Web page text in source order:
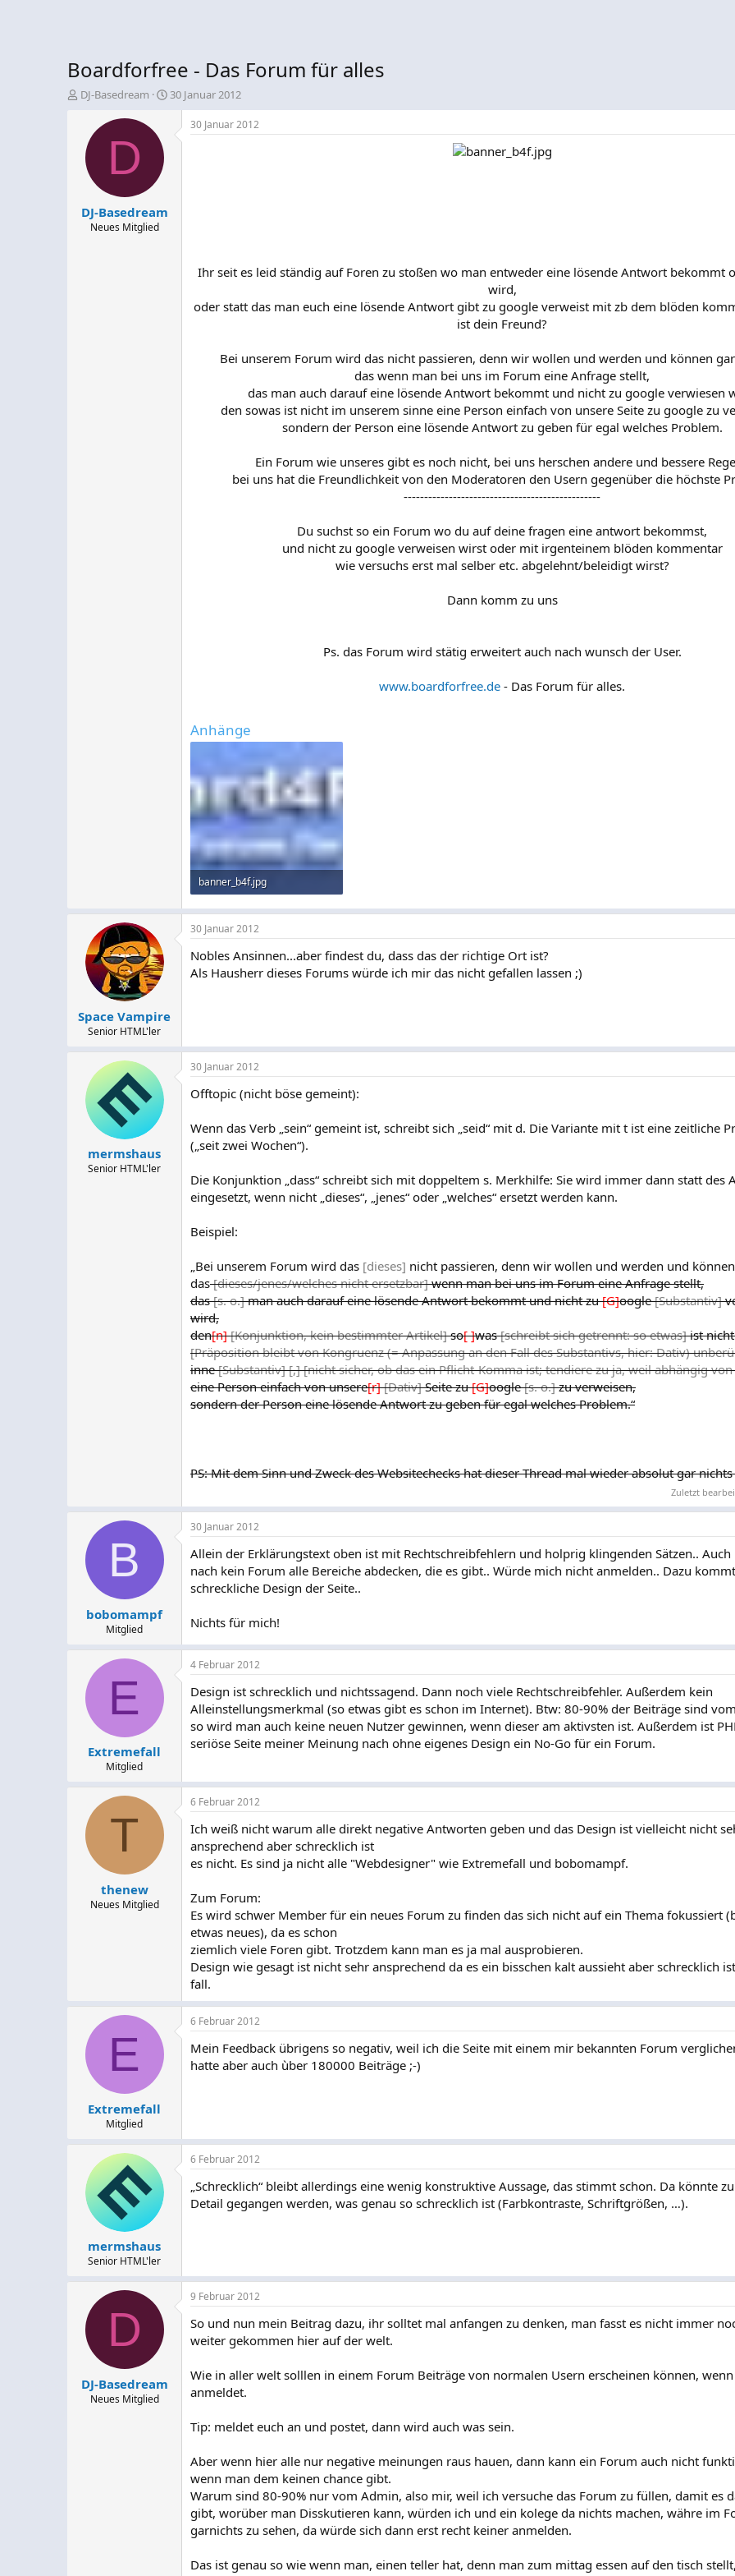
Boardforfree - Das Forum für alles
E
r
DJ-Basedream
E
30 Januar 2012
D
DJ-Basedream
Neues Mitglied
30 Januar 2012
Ihr seit es leid ständig auf Foren zu stoßen wo man entweder eine lösende Antwort bekommt
wird,
oder statt das man euch eine lösende Antwort gibt zu google verweist mit zb dem blöden
ist dein Freund?
Bei unserem Forum wird das nicht passieren, denn wir wollen und werden und können
das wenn man bei uns im Forum eine Anfrage stellt,
das man auch darauf eine lösende Antwort bekommt und nicht zu google verwiesen
den sowas ist nicht im unserem sinne eine Person einfach von unsere Seite zu google zu
sondern der Person eine lösende Antwort zu geben für egal welches Problem.
Ein Forum wie unseres gibt es noch nicht, bei uns herschen andere und bessere
bei uns hat die Freundlichkeit von den Moderatoren den Usern gegenüber die höchste
------------------------------------------------
Du suchst so ein Forum wo du auf deine fragen eine antwort bekommst,
und nicht zu google verweisen wirst oder mit irgenteinem blöden kommentar
wie versuchs erst mal selber etc. abgelehnt/beleidigt wirst?
Dann komm zu uns
Ps. das Forum wird stätig erweitert auch nach wunsch der User.
www.boardforfree.de - Das Forum für alles.
Anhänge
banner_b4f.jpg
45,3 KB · Aufrufe: 2
Space Vampire
Senior HTML'ler
30 Januar 2012
Nobles Ansinnen...aber findest du, dass das der richtige Ort ist?
Als Hausherr dieses Forums würde ich mir das nicht gefallen lassen ;)
mermshaus
Senior HTML'ler
30 Januar 2012
Offtopic (nicht böse gemeint):
Wenn das Verb „sein“ gemeint ist, schreibt sich „seid“ mit d. Die Variante mit t ist eine zeitliche
(„seit zwei Wochen“).
Die Konjunktion „dass“ schreibt sich mit doppeltem s. Merkhilfe: Sie wird immer dann statt des
eingesetzt, wenn nicht „dieses“, „jenes“ oder „welches“ ersetzt werden kann.
Beispiel:
„Bei unserem Forum wird das [dieses] nicht passieren, denn wir wollen und werden und
das [dieses/jenes/welches nicht ersetzbar]wenn man bei uns im Forum eine Anfrage stellt,
das [s. o.]man auch darauf eine lösende Antwort bekommt und nicht zu[G]oogle[Substantiv]
wird,
den[n] [Konjunktion, kein bestimmter Artikel]so[ ]was[schreibt sich getrennt: so etwas]ist
[Präposition bleibt von Kongruenz (= Anpassung an den Fall des Substantivs, hier: Dativ)
inne[Substantiv] [,] [nicht sicher, ob das ein Pflicht-Komma ist; tendiere zu ja, weil abhängig von
eine Person einfach von unsere[r] [Dativ]Seite zu[G]oogle[s. o.]zu verweisen,
sondern der Person eine lösende Antwort zu geben für egal welches Problem.“
PS: Mit dem Sinn und Zweck des Websitechecks hat dieser Thread mal wieder absolut gar
Zuletzt
B
bobomampf
Mitglied
30 Januar 2012
Allein der Erklärungstext oben ist mit Rechtschreibfehlern und holprig klingenden Sätzen.. Auch
nach kein Forum alle Bereiche abdecken, die es gibt.. Würde mich nicht anmelden.. Dazu
schreckliche Design der Seite..
Nichts für mich!
E
Extremefall
Mitglied
4 Februar 2012
Design ist schrecklich und nichtssagend. Dann noch viele Rechtschreibfehler. Außerdem kein
Alleinstellungsmerkmal (so etwas gibt es schon im Internet). Btw: 80-90% der Beiträge sind
so wird man auch keine neuen Nutzer gewinnen, wenn dieser am aktivsten ist. Außerdem ist
seriöse Seite meiner Meinung nach ohne eigenes Design ein No-Go für ein Forum.
T
thenew
Neues Mitglied
6 Februar 2012
Ich weiß nicht warum alle direkt negative Antworten geben und das Design ist vielleicht nicht
ansprechend aber schrecklich ist
es nicht. Es sind ja nicht alle "Webdesigner" wie Extremefall und bobomampf.
Zum Forum:
Es wird schwer Member für ein neues Forum zu finden das sich nicht auf ein Thema fokussiert
etwas neues), da es schon
ziemlich viele Foren gibt. Trotzdem kann man es ja mal ausprobieren.
Design wie gesagt ist nicht sehr ansprechend da es ein bisschen kalt aussieht aber schrecklich
fall.
E
Extremefall
Mitglied
6 Februar 2012
Mein Feedback übrigens so negativ, weil ich die Seite mit einem mir bekannten Forum
hatte aber auch ùber 180000 Beiträge ;-)
mermshaus
Senior HTML'ler
6 Februar 2012
„Schrecklich“ bleibt allerdings eine wenig konstruktive Aussage, das stimmt schon. Da könnte
Detail gegangen werden, was genau so schrecklich ist (Farbkontraste, Schriftgrößen, …).
D
DJ-Basedream
Neues Mitglied
9 Februar 2012
So und nun mein Beitrag dazu, ihr solltet mal anfangen zu denken, man fasst es nicht immer
weiter gekommen hier auf der welt.
Wie in aller welt solllen in einem Forum Beiträge von normalen Usern erscheinen können,
anmeldet.
Tip: meldet euch an und postet, dann wird auch was sein.
Aber wenn hier alle nur negative meinungen raus hauen, dann kann ein Forum auch nicht
wenn man dem keinen chance gibt.
Warum sind 80-90% nur vom Admin, also mir, weil ich versuche das Forum zu füllen, damit es
gibt, worüber man Disskutieren kann, würden ich und ein kolege da nichts machen, währe im
garnichts zu sehen, da würde sich dann erst recht keiner anmelden.
Das ist genau so wie wenn man, einen teller hat, denn man zum mittag essen auf den tisch